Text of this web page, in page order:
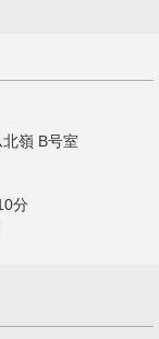
嶺 B号室
分